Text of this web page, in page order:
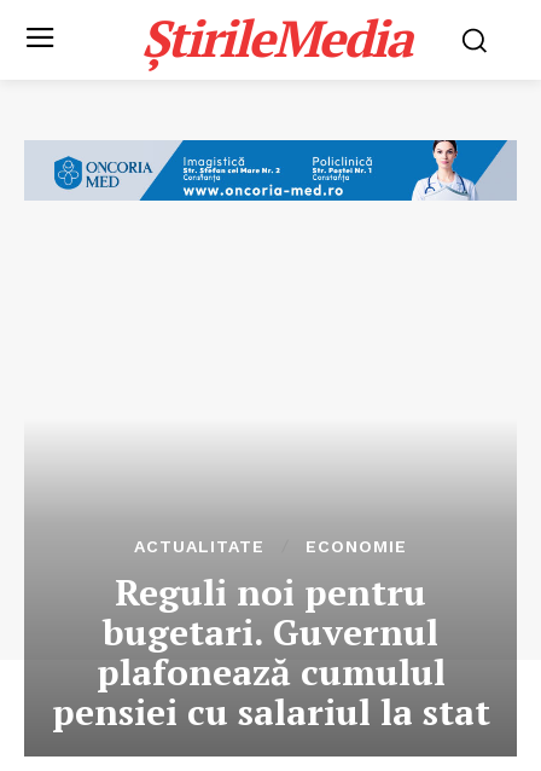
ȘtirileMedia
ACTUALITATE ECONOMIE
Reguli noi pentru
bugetari. Guvernul
plafonează cumulul
pensiei cu salariul la stat